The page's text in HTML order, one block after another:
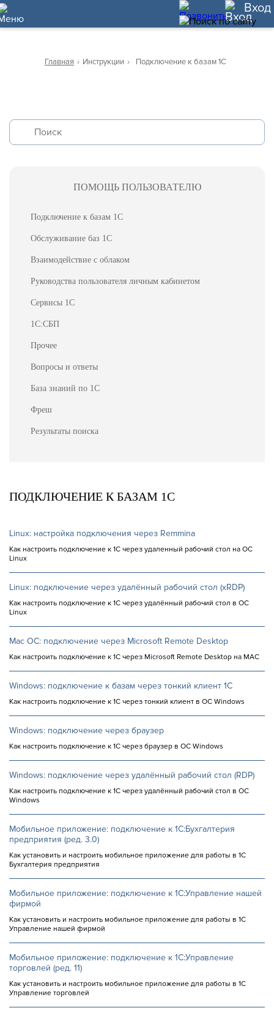
42 Вход
Главная › Инструкции › Подключение к базам 1С
ПОМОЩЬ ПОЛЬЗОВАТЕЛЮ
Подключение к базам 1С
Обслуживание баз 1С
Взаимодействие с облаком
Руководства пользователя личным кабинетом
Сервисы 1С
1С:СБП
Прочее
Вопросы и ответы
База знаний по 1С
Фреш
Результаты поиска
ПОДКЛЮЧЕНИЕ К БАЗАМ 1С
Linux: настройка подключения через Remmina
Как настроить подключение к 1С через удаленный рабочий стол на ОС
Linux
Linux: подключение через удалённый рабочий стол (xRDP)
Как настроить подключение к 1С через удалённый рабочий стол в ОС
Linux
Mac OC: подключениe через Microsoft Remote Desktop
Как настроить подключение к 1С через Microsoft Remote Desktop на MAC
Windows: подключение к базам через тонкий клиент 1С
Как настроить подключение к 1С через тонкий клиент в ОС Windows
Windows: подключение через браузер
Как настроить подключение к 1С через браузер в ОС Windows
Windows: подключение через удалённый рабочий стол (RDP)
Как настроить подключение к 1С через удалённый рабочий стол в ОС
Windows
Мобильное приложение: подключение к 1С:Бухгалтерия
предприятия (ред. 3.0)
Как установить и настроить мобильное приложение для работы в 1С
Бухгалтерия предприятия
Мобильное приложение: подключение к 1С:Управление нашей
фирмой
Как установить и настроить мобильное приложение для работы в 1С
Управление нашей фирмой
Мобильное приложение: подключение к 1С:Управление
торговлей (ред. 11)
Как установить и настроить мобильное приложение для работы в 1С
Управление торговлей